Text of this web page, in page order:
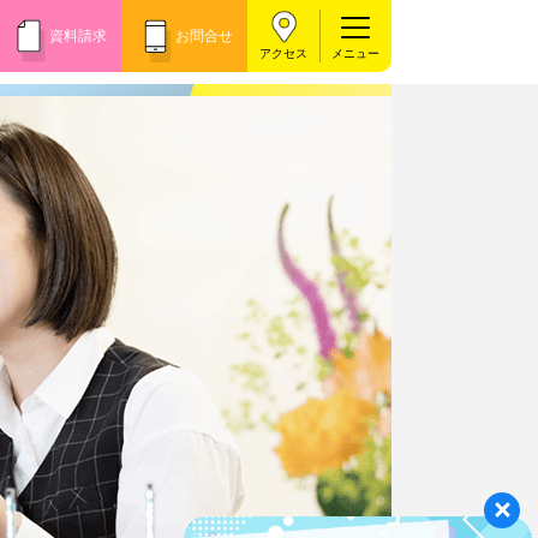
資料請求 お問合せ
アクセス